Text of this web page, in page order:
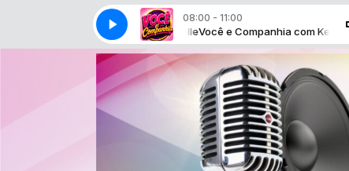
08:00 - 11:00
e Companhia com Keilla IsabelleVocê e Companhia com Keilla Isabelle